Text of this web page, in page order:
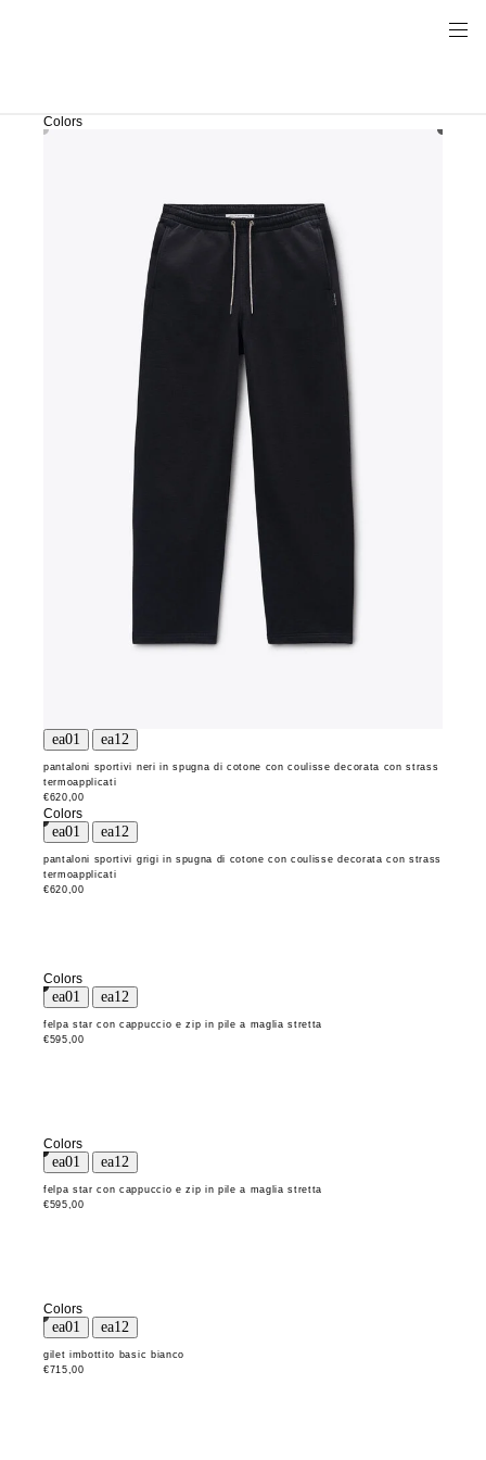
Colors
pantaloni sportivi neri in spugna di cotone con coulisse decorata con strass
termoapplicati
€620,00
Colors
pantaloni sportivi grigi in spugna di cotone con coulisse decorata con strass
termoapplicati
€620,00
Colors
felpa star con cappuccio e zip in pile a maglia stretta
€595,00
Colors
felpa star con cappuccio e zip in pile a maglia stretta
€595,00
Colors
gilet imbottito basic bianco
€715,00